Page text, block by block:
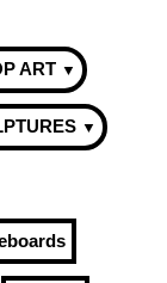
ART ▼
▼